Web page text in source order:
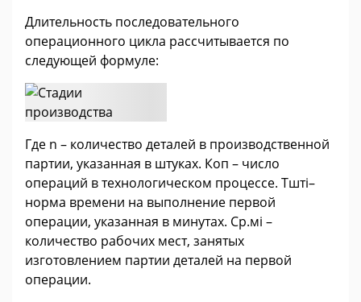
Длительность последовательного
операционного цикла рассчитывается по
следующей формуле:
Где n – количество деталей в производственной
партии, указанная в штуках. Коп – число
операций в технологическом процессе. Tштi–
норма времени на выполнение первой
операции, указанная в минутах. Ср.мi –
количество рабочих мест, занятых
изготовлением партии деталей на первой
операции.